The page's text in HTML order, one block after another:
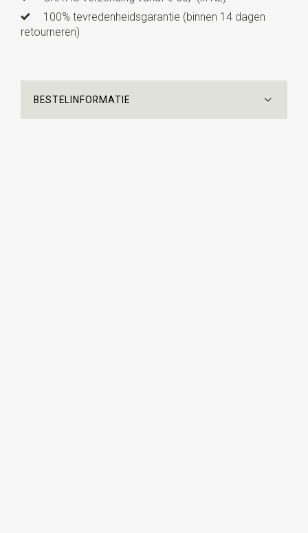
100% tevredenheidsgarantie (binnen 14 dagen
retourneren)
BESTELINFORMATIE